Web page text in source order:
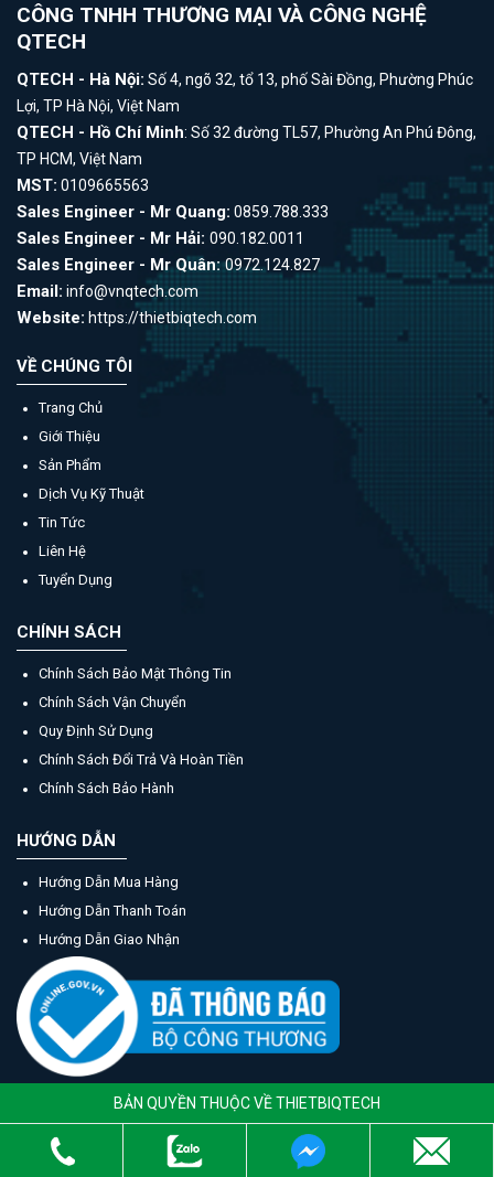
CÔNG TNHH THƯƠNG MẠI VÀ CÔNG NGHỆ
QTECH
QTECH - Hà Nội: Số 4, ngõ 32, tổ 13, phố Sài Đồng, Phường Phúc
Lợi, TP Hà Nội, Việt Nam
QTECH - Hồ Chí Minh: Số 32 đường TL57, Phường An Phú Đông,
TP HCM, Việt Nam
MST: 0109665563
Sales Engineer - Mr Quang: 0859.788.333
Sales Engineer - Mr Hải: 090.182.0011
Sales Engineer - Mr Quân:0972.124.827
Email: info@vnqtech.com
Website: https://thietbiqtech.com
VỀ CHÚNG TÔI
Trang Chủ
Giới Thiệu
Sản Phẩm
Dịch Vụ Kỹ Thuật
Tin Tức
Liên Hệ
Tuyển Dụng
CHÍNH SÁCH
Chính Sách Bảo Mật Thông Tin
Chính Sách Vận Chuyển
Quy Định Sử Dụng
Chính Sách Đổi Trả Và Hoàn Tiền
Chính Sách Bảo Hành
HƯỚNG DẪN
Hướng Dẫn Mua Hàng
Hướng Dẫn Thanh Toán
Hướng Dẫn Giao Nhận
BẢN QUYỀN THUỘC VỀ THIETBIQTECH